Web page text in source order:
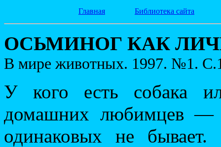
Главная Библиотека сайта
ОСЬМИНОГ КАК
В мире животных. 1997. №1.
У кого есть собака
домашних любимцев —
одинаковых не